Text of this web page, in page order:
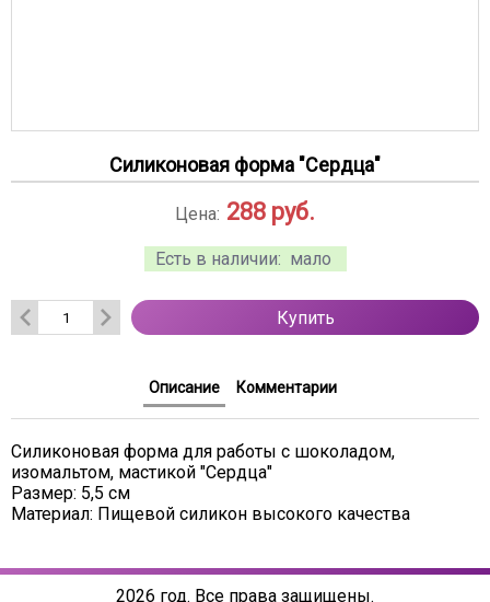
Силиконовая форма "Сердца"
Есть в наличии: мало
Цена: 288 руб.
Купить
Описание Комментарии
Силиконовая форма для работы с шоколадом,
изомальтом, мастикой "Сердца"
Размер: 5,5 см
Материал: Пищевой силикон высокого качества
2026 год. Все права защищены.